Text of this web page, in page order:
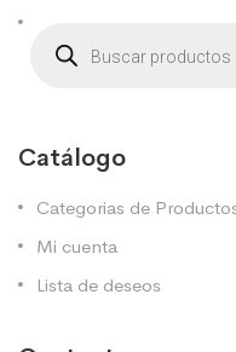
Catálogo
Categorias de
Mi cuenta
Lista de deseos